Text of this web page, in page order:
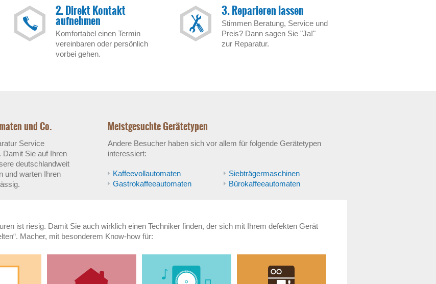
2. Direkt Kontakt
aufnehmen
Komfortabel einen Termin
vereinbaren oder persönlich
vorbei gehen.
3. Reparieren lassen
Stimmen Beratung, Service und
Preis? Dann sagen Sie "Ja!"
zur Reparatur.
und Co.
Service
Damit Sie auf Ihren
deutschlandweit
und warten Ihren
Meistgesuchte Gerätetypen
Andere Besucher haben sich vor allem für folgende Gerätetypen
interessiert:
Kaffeevollautomaten
Gastrokaffeeautomaten
Siebträgermaschinen
Bürokaffeeautomaten
ist riesig. Damit Sie auch wirklich einen Techniker finden, der sich mit Ihrem defekten Gerät
Macher, mit besonderem Know-how für: